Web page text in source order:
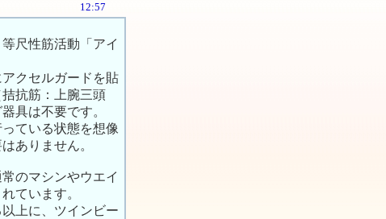
12:57
尺性筋活動「アイ
クセルガードを貼
抗筋：上腕三頭
具は不要です。
ている状態を想像
ありません。
のマシンやウエイ
ています。
上に、ツインビー